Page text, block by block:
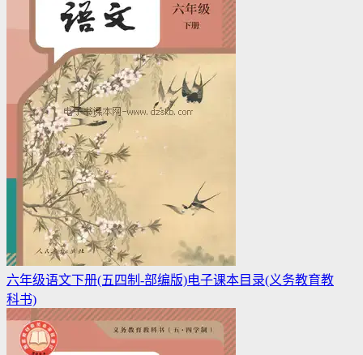
六年级语文下册(五四制-部编版)电子课本目录(义务教育教
科书)